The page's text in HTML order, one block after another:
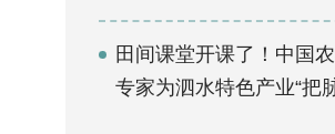
田间课堂开课了！中国
专家为泗水特色产业“把